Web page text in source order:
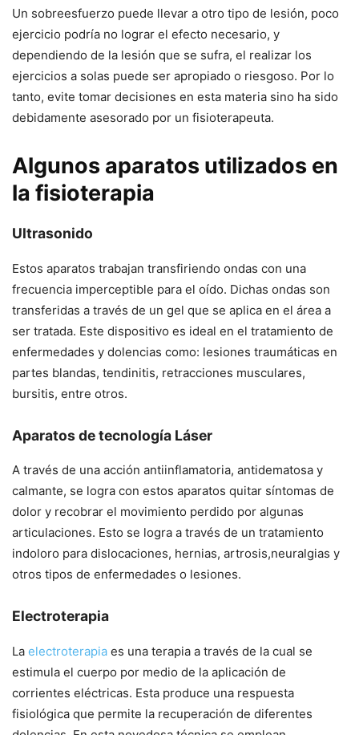
Un sobreesfuerzo puede llevar a otro tipo de lesión, poco
ejercicio podría no lograr el efecto necesario, y
dependiendo de la lesión que se sufra, el realizar los
ejercicios a solas puede ser apropiado o riesgoso. Por lo
tanto, evite tomar decisiones en esta materia sino ha sido
debidamente asesorado por un fisioterapeuta.
Algunos aparatos utilizados en
la fisioterapia
Ultrasonido
Estos aparatos trabajan transfiriendo ondas con una
frecuencia imperceptible para el oído. Dichas ondas son
transferidas a través de un gel que se aplica en el área a
ser tratada. Este dispositivo es ideal en el tratamiento de
enfermedades y dolencias como: lesiones traumáticas en
partes blandas, tendinitis, retracciones musculares,
bursitis, entre otros.
Aparatos de tecnología Láser
A través de una acción antiinflamatoria, antidematosa y
calmante, se logra con estos aparatos quitar síntomas de
dolor y recobrar el movimiento perdido por algunas
articulaciones. Esto se logra a través de un tratamiento
indoloro para dislocaciones, hernias, artrosis,neuralgias y
otros tipos de enfermedades o lesiones.
Electroterapia
La electroterapia es una terapia a través de la cual se
estimula el cuerpo por medio de la aplicación de
corrientes eléctricas. Esta produce una respuesta
fisiológica que permite la recuperación de diferentes